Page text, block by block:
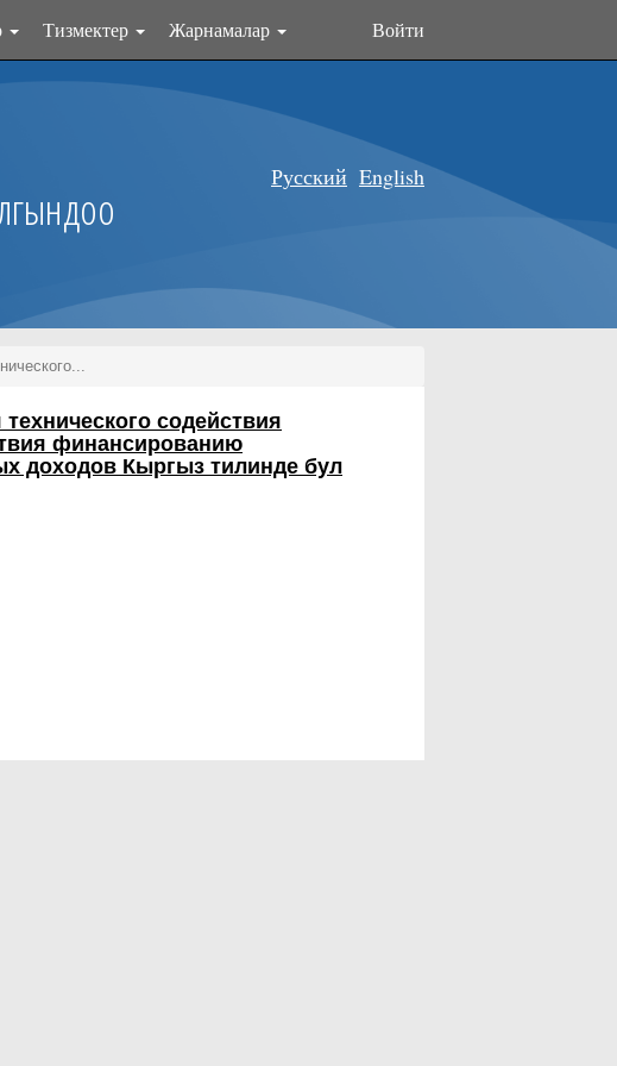
Тизмектер Жарнамалар Войти
Русский English
содействия
финансированию
доходов Кыргыз тилинде бул